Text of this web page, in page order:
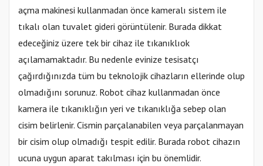
açma makinesi kullanmadan önce kameralı sistem ile
tıkalı olan tuvalet gideri görüntülenir. Burada dikkat
edeceğiniz üzere tek bir cihaz ile tıkanıklıok
açılamamaktadır. Bu nedenle evinize tesisatçı
çağırdığınızda tüm bu teknolojik cihazların ellerinde olup
olmadığını sorunuz. Robot cihaz kullanmadan önce
kamera ile tıkanıklığın yeri ve tıkanıklığa sebep olan
cisim belirlenir. Cismin parçalanabilen veya parçalanmayan
bir cisim olup olmadığı tespit edilir. Burada robot cihazın
ucuna uygun aparat takılması için bu önemlidir.